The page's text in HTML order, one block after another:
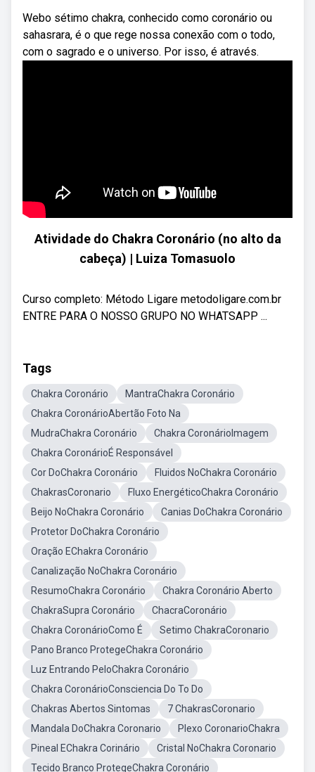
Webo sétimo chakra, conhecido como coronário ou
sahasrara, é o que rege nossa conexão com o todo,
com o sagrado e o universo. Por isso, é através.
Atividade do Chakra Coronário (no alto da
cabeça) | Luiza Tomasuolo
Curso completo: Método Ligare metodoligare.com.br
ENTRE PARA O NOSSO GRUPO NO WHATSAPP ...
Tags
Chakra Coronário
MantraChakra Coronário
Chakra CoronárioAbertão Foto Na
MudraChakra Coronário
Chakra CoronárioImagem
Chakra CoronárioÉ Responsável
Cor DoChakra Coronário
Fluidos NoChakra Coronário
ChakrasCoronario
Fluxo EnergéticoChakra Coronário
Beijo NoChakra Coronário
Canias DoChakra Coronário
Protetor DoChakra Coronário
Oração EChakra Coronário
Canalização NoChakra Coronário
ResumoChakra Coronário
Chakra Coronário Aberto
ChakraSupra Coronário
ChacraCoronário
Chakra CoronárioComo É
Setimo ChakraCoronario
Pano Branco ProtegeChakra Coronário
Luz Entrando PeloChakra Coronário
Chakra CoronárioConsciencia Do To Do
Chakras Abertos Sintomas
7 ChakrasCoronario
Mandala DoChakra Coronario
Plexo CoronarioChakra
Pineal EChakra Corinário
Cristal NoChakra Coronario
Tecido Branco ProtegeChakra Coronário